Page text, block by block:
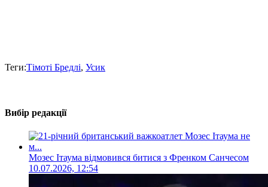
Теги:Тімоті Бредлі, Усик
Вибір редакції
Мозес Ітаума відмовився битися з Френком Санчесом
10.07.2026, 12:54